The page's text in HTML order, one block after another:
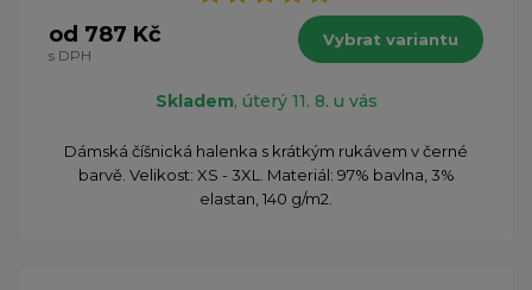
od 787 Kč
s DPH
Vybrat variantu
Skladem, úterý 11. 8. u vás
Dámská číšnická halenka s krátkým rukávem v černé
barvě. Velikost: XS - 3XL. Materiál: 97% bavlna, 3%
elastan, 140 g/m2.